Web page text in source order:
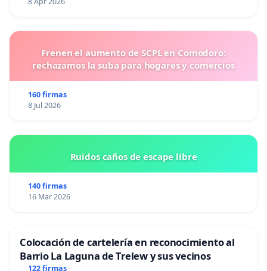
Frenen el aumento de SCPL en Comodoro:
rechazamos la suba para hogares y comercios
160 firmas
8 Jul 2026
Ruidos caños de escape libre
140 firmas
16 Mar 2026
Colocación de cartelería en reconocimiento al
Barrio La Laguna de Trelew y sus vecinos
122 firmas